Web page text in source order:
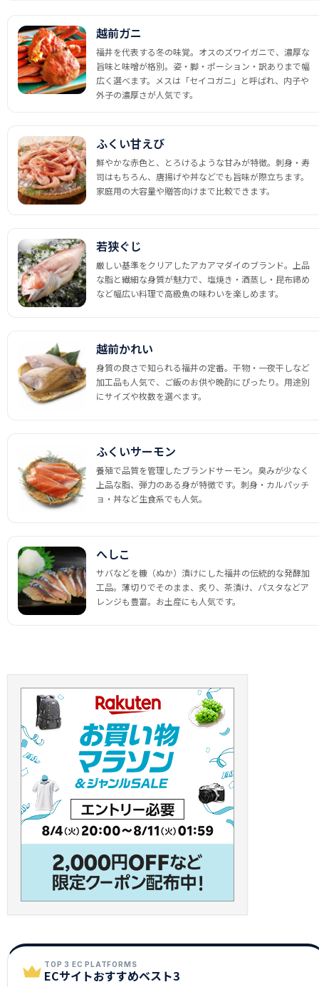
越前ガニ
福井を代表する冬の味覚。オスのズワイガニで、濃厚な
旨味と味噌が格別。姿・脚・ポーション・訳ありまで幅
広く選べます。メスは「セイコガニ」と呼ばれ、内子や
外子の濃厚さが人気です。
ふくい甘えび
鮮やかな赤色と、とろけるような甘みが特徴。刺身・寿
司はもちろん、唐揚げや丼などでも旨味が際立ちます。
家庭用の大容量や贈答向けまで比較できます。
若狭ぐじ
厳しい基準をクリアしたアカアマダイのブランド。上品
な脂と繊細な身質が魅力で、塩焼き・酒蒸し・昆布締め
など幅広い料理で高級魚の味わいを楽しめます。
越前かれい
身質の良さで知られる福井の定番。干物・一夜干しなど
加工品も人気で、ご飯のお供や晩酌にぴったり。用途別
にサイズや枚数を選べます。
ふくいサーモン
養殖で品質を管理したブランドサーモン。臭みが少なく
上品な脂、弾力のある身が特徴です。刺身・カルパッチ
ョ・丼など生食系でも人気。
へしこ
サバなどを糠（ぬか）漬けにした福井の伝統的な発酵加
工品。薄切りでそのまま、炙り、茶漬け、パスタなどア
レンジも豊富。お土産にも人気です。
TOP 3 EC PLATFORMS
ECサイトおすすめベスト3